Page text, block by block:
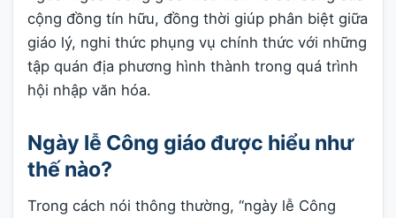
cộng đồng tín hữu, đồng thời giúp phân biệt giữa
giáo lý, nghi thức phụng vụ chính thức với những
tập quán địa phương hình thành trong quá trình
hội nhập văn hóa.
Ngày lễ Công giáo được hiểu như
thế nào?
Trong cách nói thông thường, “ngày lễ Công